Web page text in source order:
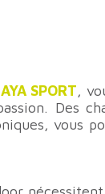
SPORT,
Des
vous